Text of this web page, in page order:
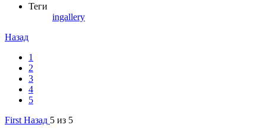
Теги
ingallery
Назад
1
2
3
4
5
First Назад 5 из 5